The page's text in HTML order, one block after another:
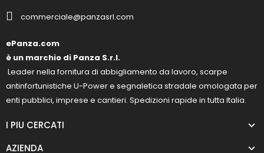
commerciale@panzasrl.com
ePanza.com
è un marchio di Panza S.r.l.
Leader nella fornitura di abbigliamento da lavoro, scarpe
antinfortunistiche U-Power e segnaletica stradale omologata per
enti pubblici, imprese e cantieri. Spedizioni rapide in tutta Italia.
I PIU CERCATI
AZIENDA